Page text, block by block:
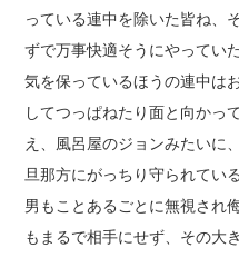
っている連中を除いた皆ね、
ずで万事快適そうにやってい
気を保っているほうの連中は
してつっぱねたり面と向か
え、風呂屋のジョンみたいに
旦那方にがっちり守られてい
男もことあるごとに無視され
もまるで相手にせず、その大